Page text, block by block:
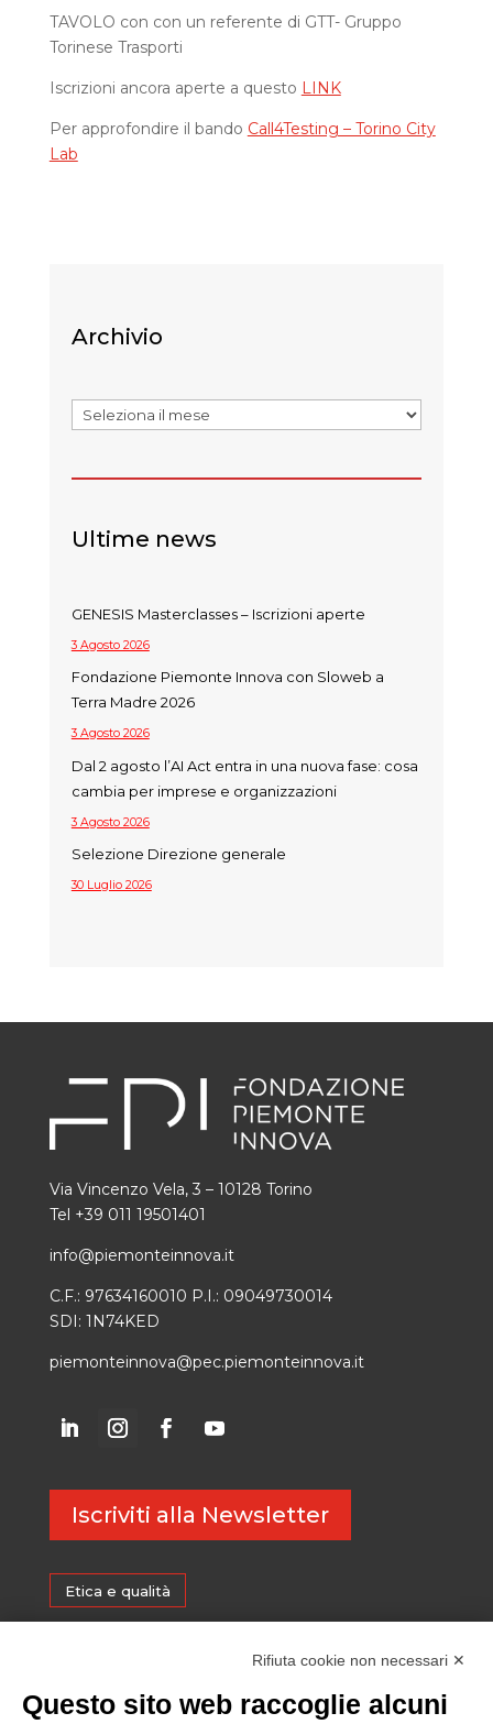
TAVOLO con con un referente di GTT- Gruppo
Torinese Trasporti
Iscrizioni ancora aperte a questo LINK
Per approfondire il bando Call4Testing – Torino City
Lab
Archivio
Archivi
Ultime news
GENESIS Masterclasses – Iscrizioni aperte
3 Agosto 2026
Fondazione Piemonte Innova con Sloweb a
Terra Madre 2026
3 Agosto 2026
Dal 2 agosto l’AI Act entra in una nuova fase: cosa
cambia per imprese e organizzazioni
3 Agosto 2026
Selezione Direzione generale
30 Luglio 2026
Via Vincenzo Vela, 3 – 10128 Torino
Tel +39 011 19501401
info@piemonteinnova.it
C.F.: 97634160010 P.I.: 09049730014
SDI: 1N74KED
piemonteinnova@pec.piemonteinnova.it
Iscriviti alla Newsletter
Etica e qualità
Rifiuta cookie non necessari ✕
Questo sito web raccoglie alcuni